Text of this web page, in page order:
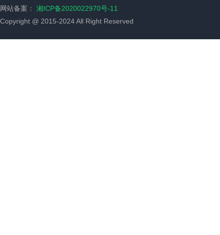
网站备案： 湘ICP备2020022970号-11
Copyright @ 2015-2024 All Right Reserved